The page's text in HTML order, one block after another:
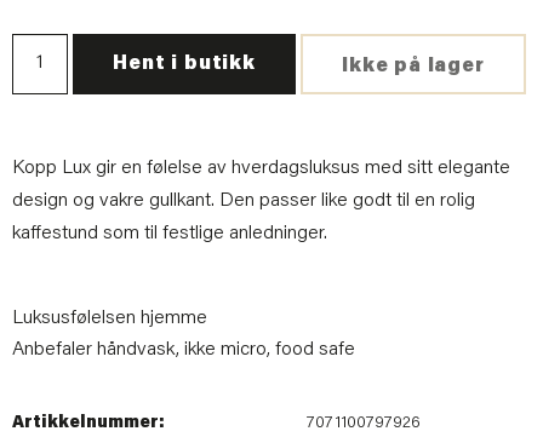
Ikke på lager
Hent i butikk
Kopp Lux gir en følelse av hverdagsluksus med sitt elegante
design og vakre gullkant. Den passer like godt til en rolig
kaffestund som til festlige anledninger.
Luksusfølelsen hjemme
Anbefaler håndvask, ikke micro, food safe
Artikkelnummer:
7071100797926